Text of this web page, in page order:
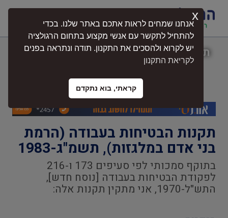
תקנות הבטיחות בעבודה (הרמת בני אדם
במלגזות), תשמ"ג-1983
תקנות הבטיחות בעבודה (הרמת
בני אדם במלגזות), תשמ"ג-1983
בתוקף סמכותי לפי סעיפים 173 ו-216
לפקודת הבטיחות בעבודה [נוסח חדש],
התש"ל-1970, אני מתקין תקנות אלה:
אנחנו שמחים לראות אתכם באתר שלנו. בכדי
להתחיל לתקשר עם אנשי מקצוע בתחום הרגולציה
יש לקרוא ולהסכים את התקנון. תודה ונתראה בפנים
לקריאת התקנון
קראתי, בוא נתקדם
x